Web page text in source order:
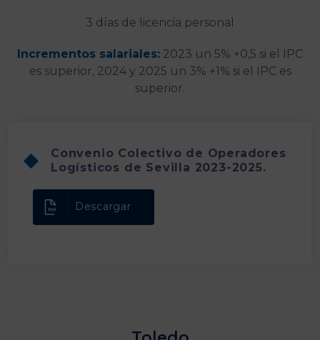
3 días de licencia personal
Incrementos salariales: 2023 un 5% +0,5 si el IPC
es superior, 2024 y 2025 un 3% +1% si el IPC es
superior.
Convenio Colectivo de Operadores
Logísticos de Sevilla 2023-2025.
Descargar